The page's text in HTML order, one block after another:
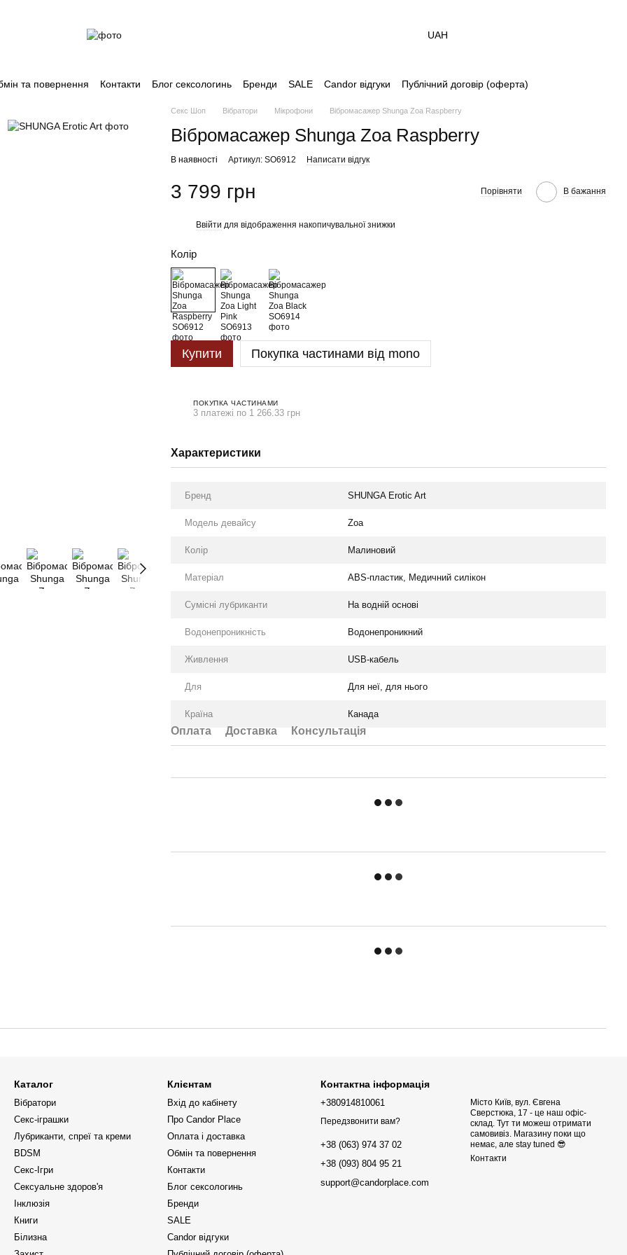
UAH
та повернення Контакти Блог сексологинь Бренди SALE Candor відгуки Публічний договір (оферта)
Секс Шоп Вібратори Мікрофони Вібромасажер Shunga Zoa Raspberry
Вібромасажер Shunga Zoa Raspberry
В наявності Артикул: SO6912 Написати відгук
3 799 грн Порівняти В бажання
Ввійти для відображення накопичувальної знижки
Колір
Купити Покупка частинами від mono
ПОКУПКА ЧАСТИНАМИ
3 платежі по 1 266.33 грн
Характеристики
Бренд SHUNGA Erotic Art
Модель девайсу Zoa
Колір Малиновий
Матеріал ABS-пластик, Медичний силікон
Сумісні лубриканти На водній основі
Водонепроникність Водонепроникний
Живлення USB-кабель
Для Для неї, для нього
Країна Канада
Оплата Доставка Консультація
Каталог
Вібратори
Секс-іграшки
Лубриканти, спреї та креми
BDSM
Секс-Ігри
Сексуальне здоров'я
Інклюзія
Книги
Білизна
Клієнтам
Вхід до кабінету
Про Candor Place
Оплата і доставка
Обмін та повернення
Контакти
Блог сексологинь
Бренди
SALE
Candor відгуки
Контактна інформація
+380914810061
Передзвонити вам?
+38 (063) 974 37 02
+38 (093) 804 95 21
support@candorplace.com
Місто Київ, вул. Євгена
Сверстюка, 17 - це наш офіс-
склад. Тут ти можеш отримати
самовивіз. Магазину поки що
немає, але stay tuned 😎
Контакти